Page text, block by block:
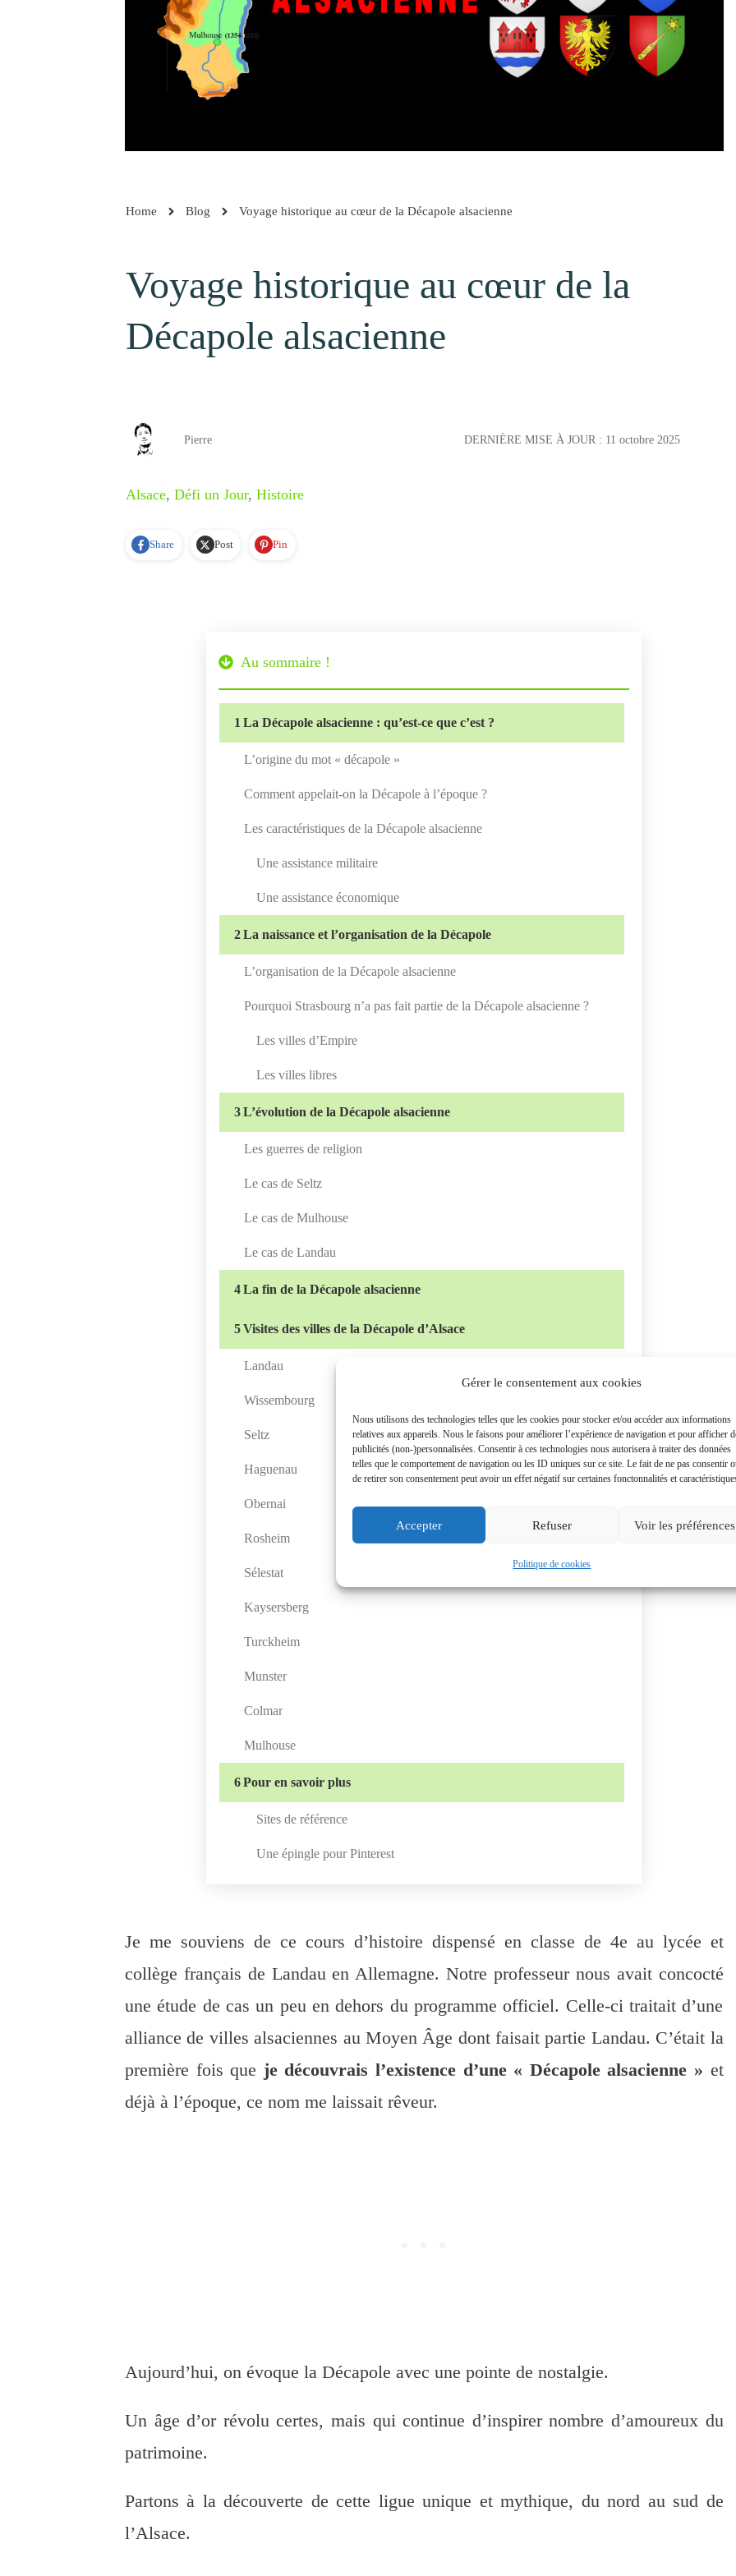
Gérer le consentement aux cookies
Nous utilisons des technologies telles que les cookies pour stocker et/ou accéder aux informations
relatives aux appareils. Nous le faisons pour améliorer l’expérience de navigation et pour afficher
publicités (non-)personnalisées. Consentir à ces technologies nous autorisera à traiter des données
telles que le comportement de navigation ou les ID uniques sur ce site. Le fait de ne pas consentir
de retirer son consentement peut avoir un effet négatif sur certaines fonctonnalités et
Accepter Refuser Voir les préférences
Politique de cookies
Home Blog Voyage historique au cœur de la Décapole alsacienne
Voyage historique au cœur de la
Décapole alsacienne
Pierre DERNIÈRE MISE À JOUR : 11 octobre 2025
Alsace, Défi un Jour, Histoire
Share Post Pin
Au sommaire !
1 La Décapole alsacienne : qu’est-ce que c’est ?
L’origine du mot « décapole »
Comment appelait-on la Décapole à l’époque ?
Les caractéristiques de la Décapole alsacienne
Une assistance militaire
Une assistance économique
2La naissance et l’organisation de la Décapole
L’organisation de la Décapole alsacienne
Pourquoi Strasbourg n’a pas fait partie de la Décapole alsacienne ?
Les villes d’Empire
Les villes libres
3L’évolution de la Décapole alsacienne
Les guerres de religion
Le cas de Seltz
Le cas de Mulhouse
Le cas de Landau
4La fin de la Décapole alsacienne
5Visites des villes de la Décapole d’Alsace
Landau
Wissembourg
Seltz
Haguenau
Obernai
Rosheim
Sélestat
Kaysersberg
Turckheim
Munster
Colmar
Mulhouse
6Pour en savoir plus
Sites de référence
Une épingle pour Pinterest
Je me souviens de ce cours d’histoire dispensé en classe de 4e au lycée et
collège français de Landau en Allemagne. Notre professeur nous avait concocté
une étude de cas un peu en dehors du programme officiel. Celle-ci traitait d’une
alliance de villes alsaciennes au Moyen Âge dont faisait partie Landau. C’était la
première fois que je découvrais l’existence d’une « Décapole alsacienne » et
déjà à l’époque, ce nom me laissait rêveur.
Aujourd’hui, on évoque la Décapole avec une pointe de nostalgie.
Un âge d’or révolu certes, mais qui continue d’inspirer nombre d’amoureux du
patrimoine.
Partons à la découverte de cette ligue unique et mythique, du nord au sud de
l’Alsace.